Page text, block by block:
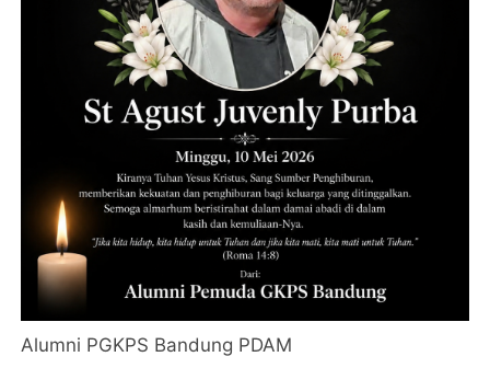
Alumni PGKPS Bandung PDAM